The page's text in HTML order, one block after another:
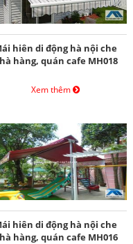
hiên di động hà nội che
hàng, quán cafe MH018
Xem thêm
hiên di động hà nội che
hàng, quán cafe MH016